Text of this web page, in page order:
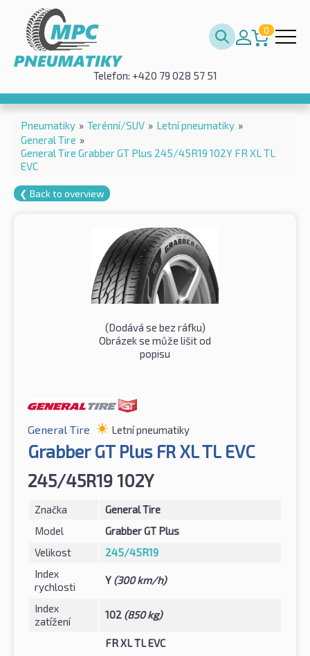
0
Telefon: +420 79 028 57 51
Pneumatiky » Terénní/SUV » Letní pneumatiky »
General Tire »
General Tire Grabber GT Plus 245/45R19 102Y FR XL TL
EVC
❮ Back to overview
(Dodává se bez ráfku)
Obrázek se může lišit od
popisu
General Tire Letní pneumatiky
Grabber GT Plus FR XL TL EVC
245/45R19 102Y
Značka
General Tire
Model
Grabber GT Plus
Velikost
245/45R19
Index
rychlosti
Y (300 km/h)
Index
zatížení
102 (850 kg)
FR XL TL EVC